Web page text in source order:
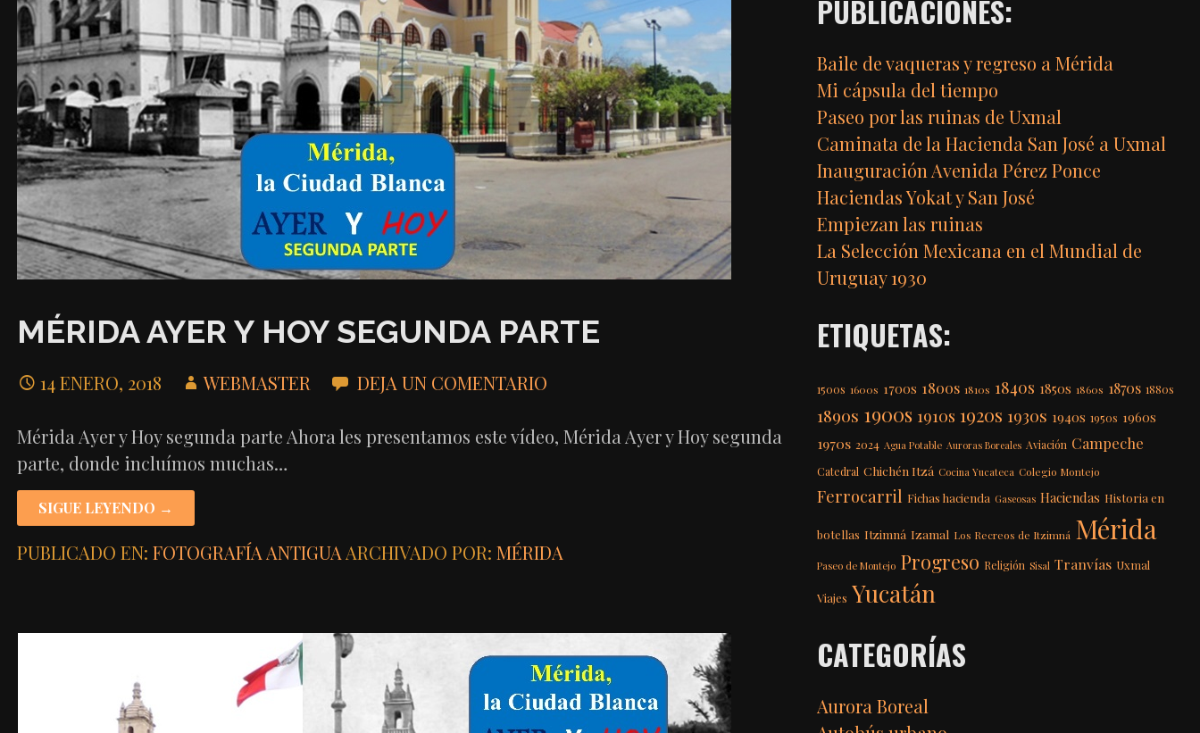
MÉRIDA AYER Y HOY SEGUNDA PARTE
14 ENERO, 2018 WEBMASTER DEJA UN COMENTARIO
Mérida Ayer y Hoy segunda parte Ahora les presentamos este vídeo, Mérida Ayer y Hoy segunda
parte, donde incluímos muchas…
SIGUE LEYENDO →
PUBLICADO EN: FOTOGRAFÍA ANTIGUA ARCHIVADO POR: MÉRIDA
PUBLICACIONES:
Baile de vaqueras y regreso a Mérida
Mi cápsula del tiempo
Paseo por las ruinas de Uxmal
Caminata de la Hacienda San José a Uxmal
Inauguración Avenida Pérez Ponce
Haciendas Yokat y San José
Empiezan las ruinas
La Selección Mexicana en el Mundial de
Uruguay 1930
ETIQUETAS:
1500s 1600s 1700s 1800s 1810s 1840s 1850s 1860s 1870s 1880s
1890s 1900s 1910s 1920s 1930s 1940s 1950s 1960s
1970s 2024 Agua Potable Auroras Boreales Aviación Campeche
Catedral Chichén Itzá Cocina Yucateca Colegio Montejo
Ferrocarril Fichas hacienda Gaseosas Haciendas Historia en
botellas Itzimná Izamal Los Recreos de Itzimná Mérida
Paseo de Montejo Progreso Religión Sisal Tranvías Uxmal
Viajes Yucatán
CATEGORÍAS
Aurora Boreal